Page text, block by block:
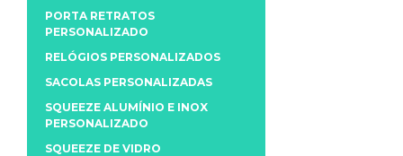
PORTA RETRATOS
PERSONALIZADO
RELÓGIOS PERSONALIZADOS
SACOLAS PERSONALIZADAS
SQUEEZE ALUMÍNIO E INOX
PERSONALIZADO
SQUEEZE DE VIDRO